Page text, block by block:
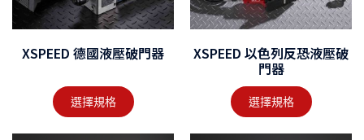
XSPEED 德國液壓破門器
選擇規格
XSPEED 以色列反恐液壓破
門器
選擇規格